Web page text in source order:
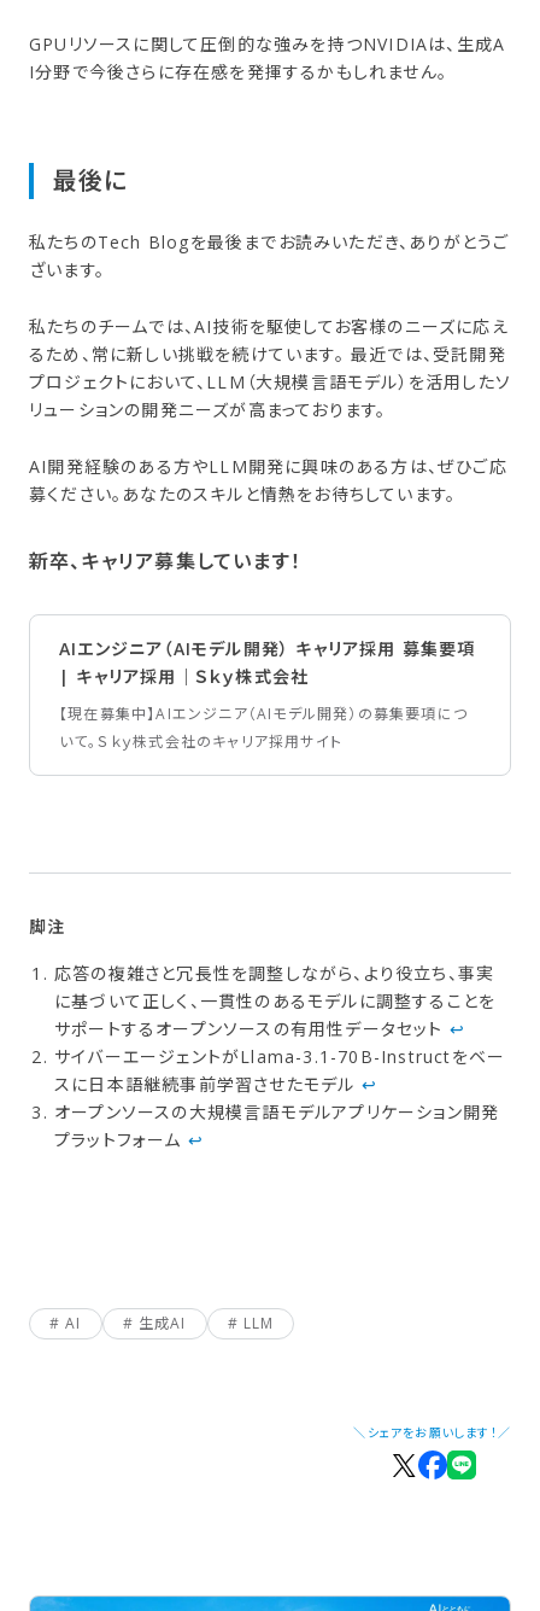
GPUリソースに関して圧倒的な強みを持つNVIDIAは、生成A
I分野で今後さらに存在感を発揮するかもしれません。
最後に
私たちのTech Blogを最後までお読みいただき、ありがとうご
ざいます。
私たちのチームでは、AI技術を駆使してお客様のニーズに応え
るため、常に新しい挑戦を続けています。 最近では、受託開発
プロジェクトにおいて、LLM（大規模言語モデル）を活用したソ
リューションの開発ニーズが高まっております。
AI開発経験のある方やLLM開発に興味のある方は、ぜひご応
募ください。あなたのスキルと情熱をお待ちしています。
新卒、​キャリア募集しています！
AIエンジニア（AIモデル開発） キャリア採用 募集要項
| キャリア採用｜Ｓｋｙ株式会社
【現在募集中】AIエンジニア（AIモデル開発）の募集要項につ
いて。Ｓｋｙ株式会社のキャリア採用サイト
応答の複雑さと冗長性を調整しながら、より役立ち、事実
に基づいて正しく、一貫性のあるモデルに調整することを
サポートするオープンソースの有用性データセット ↩︎
サイバーエージェントがLlama-3.1-70B-Instructをベー
スに日本語継続事前学習させたモデル ↩︎
オープンソースの大規模言語モデルアプリケーション開発
プラットフォーム ↩︎
AI 生成AI LLM
＼シェアをお願いします！／